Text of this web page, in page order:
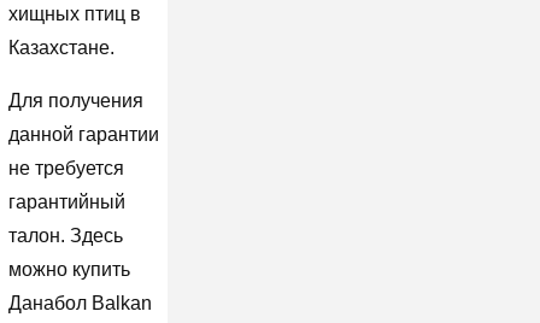
хищных птиц в
Казахстане.
Для получения
данной гарантии
не требуется
гарантийный
талон. Здесь
можно купить
Данабол Balkan